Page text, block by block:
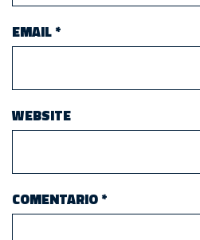
EMAIL*
WEBSITE
COMENTARIO*